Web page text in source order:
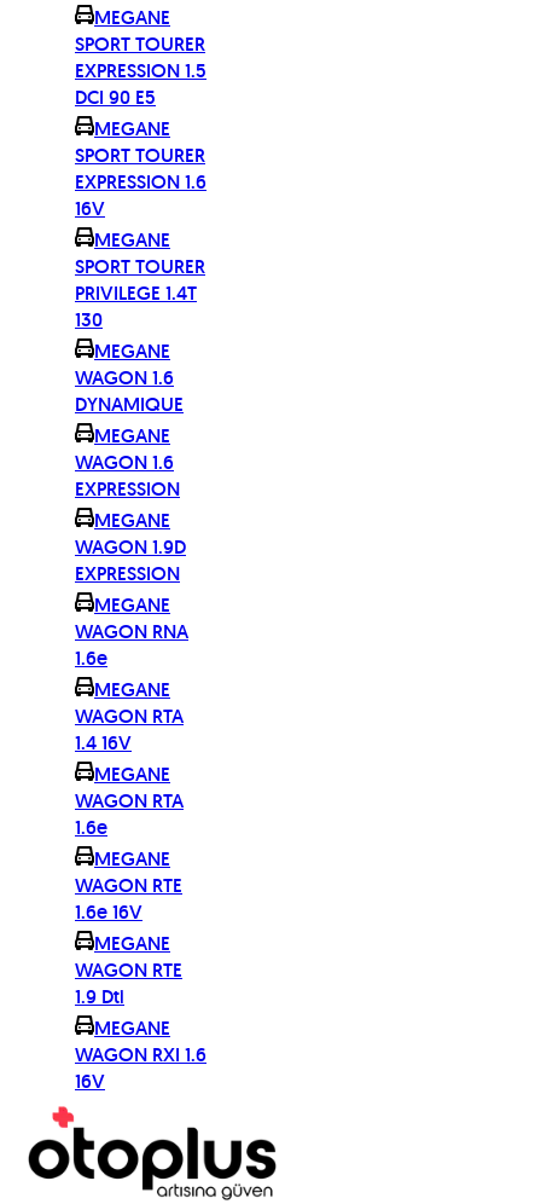
MEGANE
SPORT TOURER
EXPRESSION 1.5
DCI 90 E5
MEGANE
SPORT TOURER
EXPRESSION 1.6
16V
MEGANE
SPORT TOURER
PRIVILEGE 1.4T
130
MEGANE
WAGON 1.6
DYNAMIQUE
MEGANE
WAGON 1.6
EXPRESSION
MEGANE
WAGON 1.9D
EXPRESSION
MEGANE
WAGON RNA
1.6e
MEGANE
WAGON RTA
1.4 16V
MEGANE
WAGON RTA
1.6e
MEGANE
WAGON RTE
1.6e 16V
MEGANE
WAGON RTE
1.9 Dti
MEGANE
WAGON RXI 1.6
16V